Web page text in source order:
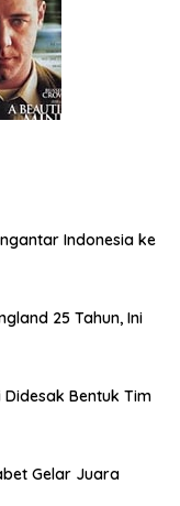
Indonesia ke
25 Tahun, Ini
Didesak Bentuk Tim
Gelar Juara